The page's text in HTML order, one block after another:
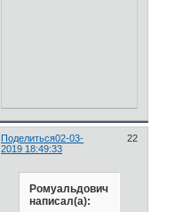
Поделиться 22
02-03-
2019 18:49:33
Ромуальдович
написал(а):